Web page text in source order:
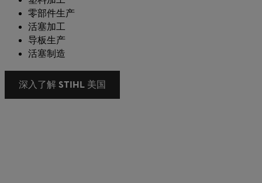
零部件生产
活塞加工
导板生产
活塞制造
深入了解 STIHL 美国